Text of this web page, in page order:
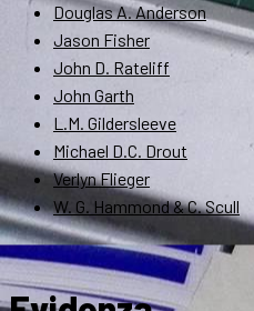
Douglas A. Anderson
Jason Fisher
John D. Rateliff
John Garth
L.M. Gildersleeve
Michael D.C. Drout
Verlyn Flieger
W. G. Hammond & C. Scull